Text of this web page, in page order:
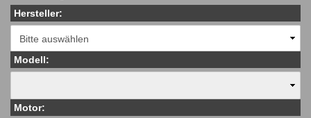
Hersteller:
Modell:
Motor: